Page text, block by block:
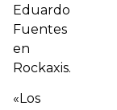
Eduardo
Fuentes
en
Rockaxis.
«Los